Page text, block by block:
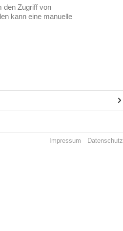
den Zugriff von
kann eine manuelle
Impressum Datenschutz